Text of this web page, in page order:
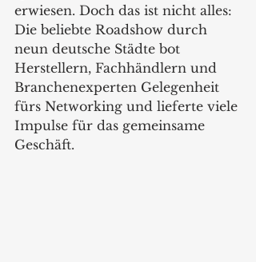
erwiesen. Doch das ist nicht alles:
Die beliebte Roadshow durch
neun deutsche Städte bot
Herstellern, Fachhändlern und
Branchenexperten Gelegenheit
fürs Networking und lieferte viele
Impulse für das gemeinsame
Geschäft.